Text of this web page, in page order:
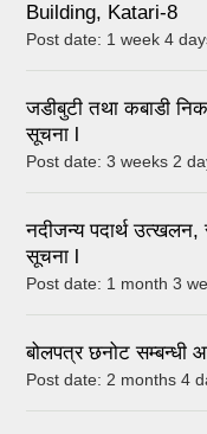
Building, Katari-8
Post date: 1 week 4
जडीबुटी तथा कबाडी
सूचना l
Post date: 3 weeks 2
नदीजन्य पदार्थ उत्खलन,
सूचना l
Post date: 1 month 3
बोलपत्र छनोट सम्बन्धी
Post date: 2 months 4